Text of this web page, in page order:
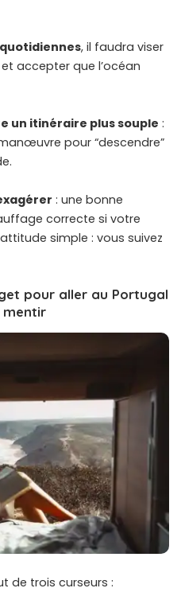
, il faudra viser
accepter que l’océan
un itinéraire plus souple :
pour “descendre”
: une bonne
correcte si votre
simple : vous suivez
pour aller au Portugal
mentir
de trois curseurs :